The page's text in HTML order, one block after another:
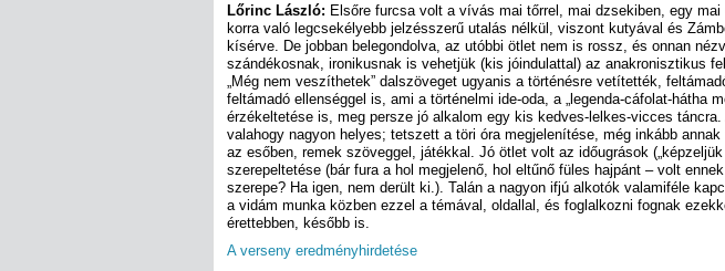
Lőrinc László: Elsőre furcsa volt a vívás mai tőrrel, mai dzsekiben, egy mai
korra való legcsekélyebb jelzésszerű utalás nélkül, viszont kutyával és
kísérve. De jobban belegondolva, az utóbbi ötlet nem is rossz, és onnan
szándékosnak, ironikusnak is vehetjük (kis jóindulattal) az anakronisztikus
„Még nem veszíthetek” dalszöveget ugyanis a történésre vetítették,
feltámadó ellenséggel is, ami a történelmi ide-oda, a „legenda-cáfolat-hátha
érzékeltetése is, meg persze jó alkalom egy kis kedves-lelkes-vicces táncra.
valahogy nagyon helyes; tetszett a töri óra megjelenítése, még inkább annak
az esőben, remek szöveggel, játékkal. Jó ötlet volt az időugrások („képzeljük
szerepeltetése (bár fura a hol megjelenő, hol eltűnő füles hajpánt – volt
szerepe? Ha igen, nem derült ki.). Talán a nagyon ifjú alkotók valamiféle
a vidám munka közben ezzel a témával, oldallal, és foglalkozni fognak
érettebben, később is.
A verseny eredményhirdetése